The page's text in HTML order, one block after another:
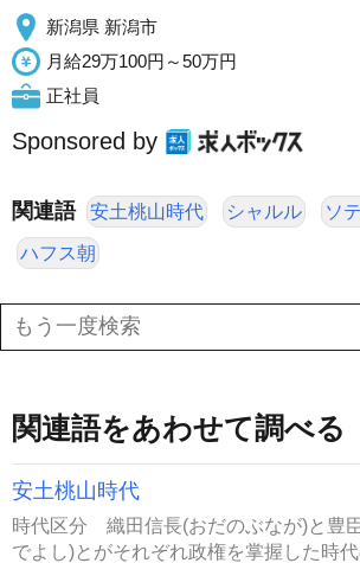
新潟県 新潟市
月給29万100円～50万円
正社員
Sponsored by
関連語 安土桃山時代 シャルル ソ
ハフス朝
関連語をあわせて調べる
安土桃山時代
時代区分 織田信長(おだのぶなが)と豊
でよし)とがそれぞれ政権を掌握した時代